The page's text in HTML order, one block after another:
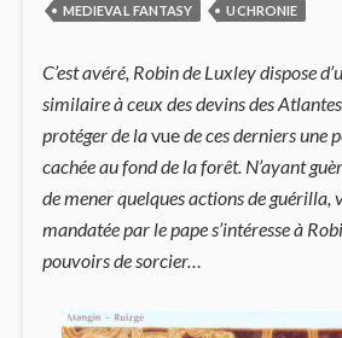
MEDIEVAL FANTASY
UCHRONIE
C’est avéré, Robin de Luxley dispose
similaire à ceux des devins des
protéger de lavuede ces derniers une
cachée au fond de la forêt. N’ayant
de mener quelques actions de guérilla,
mandatée par le pape s’intéresse à
pouvoirs de sorcier…